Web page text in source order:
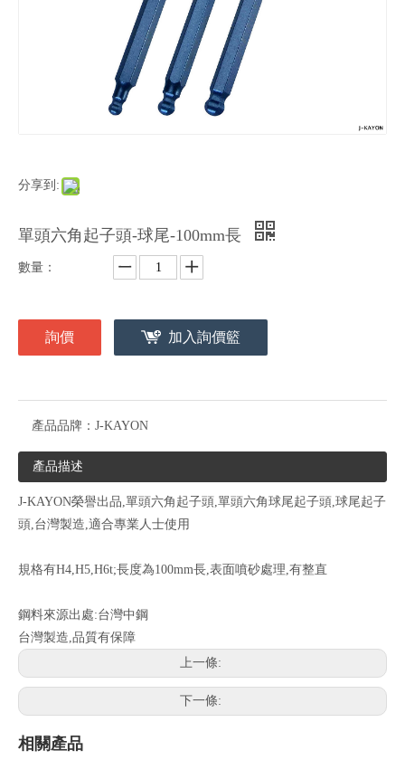
分享到:
單頭六角起子頭-球尾-100mm長
數量：
詢價 加入詢價籃
產品品牌： J-KAYON
產品描述
J-KAYON榮譽出品,單頭六角起子頭,單頭六角球尾起子頭,球尾起子
頭,台灣製造,適合專業人士使用
規格有H4,H5,H6t;長度為100mm長,表面噴砂處理,有整直
鋼料來源出處:台灣中鋼
台灣製造,品質有保障
上一條:
下一條:
相關產品